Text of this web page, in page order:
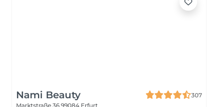
Nami Beauty
307
Marktstraße 36 99084 Erfurt